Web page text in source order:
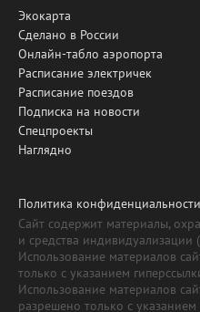
Экокарта
Сделано в России
Онлайн-табло аэропорта
Расписание электричек
Расписание поездов
Подписка на новости
Спецпроекты
Наглядно
Политика конфиденциальности
Сайт содержит материалы,
и средства
Использование материалов
только с указанием
Использование материалов
разрешено только с